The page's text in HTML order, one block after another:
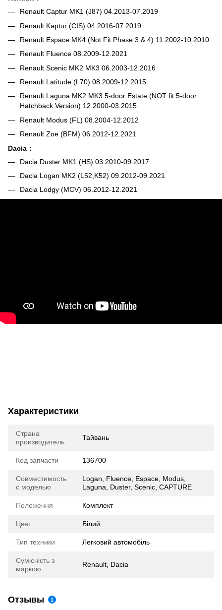
Renault Captur MK1 (J87) 04.2013-07.2019
Renault Kaptur (CIS) 04.2016-07.2019
Renault Espace MK4 (Not Fit Phase 3 & 4) 11.2002-10.2010
Renault Fluence 08.2009-12.2021
Renault Scenic MK2 MK3 06.2003-12.2016
Renault Latitude (L70) 08.2009-12.2015
Renault Laguna MK2 MK3 5-door Estate (NOT fit 5-door
Hatchback Version) 12.2000-03.2015
Renault Modus (FL) 08.2004-12.2012
Renault Zoe (BFM) 06.2012-12.2021
Dacia：
Dacia Duster MK1 (HS) 03.2010-09.2017
Dacia Logan MK2 (L52,K52) 09.2012-09.2021
Dacia Lodgy (MCV) 06.2012-12.2021
Характеристики
Страна
производитель
Тайвань
Код запчасти 136700
Совместимость
с моделью
Logan, Fluence, Espace, Modus,
Laguna, Duster, Scenic, CAPTURE
Положення Комплект
Цвет Білий
Тип техники Легковий автомобіль
Сумісність з
маркою
Renault, Dacia
Отзывы 1